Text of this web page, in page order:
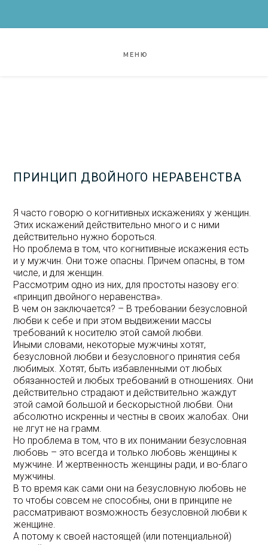
содержимому
МЕНЮ
ПРИНЦИП ДВОЙНОГО НЕРАВЕНСТВА
Я часто говорю о когнитивных искажениях у женщин.
Этих искажений действительно много и с ними
действительно нужно бороться.
Но проблема в том, что когнитивные искажения есть
и у мужчин. Они тоже опасны. Причем опасны, в том
числе, и для женщин.
Рассмотрим одно из них, для простоты назову его:
«принцип двойного неравенства».
В чем он заключается? – В требовании безусловной
любви к себе и при этом выдвижении массы
требований к носителю этой самой любви.
Иными словами, некоторые мужчины хотят,
безусловной любви и безусловного принятия себя
любимых. Хотят, быть избавленными от любых
обязанностей и любых требований в отношениях. Они
действительно страдают и действительно жаждут
этой самой большой и бескорыстной любви. Они
абсолютно искренны и честны в своих жалобах. Они
не лгут не на грамм.
Но проблема в том, что в их понимании безусловная
любовь – это всегда и только любовь женщины к
мужчине. И жертвенность женщины ради, и во-благо
мужчины.
В то время как сами они на безусловную любовь не
то чтобы совсем не способны, они в принципе не
рассматривают возможность безусловной любви к
женщине.
А потому к своей настоящей (или потенциальной)